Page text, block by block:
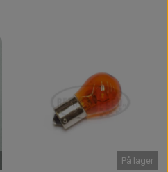
På lager